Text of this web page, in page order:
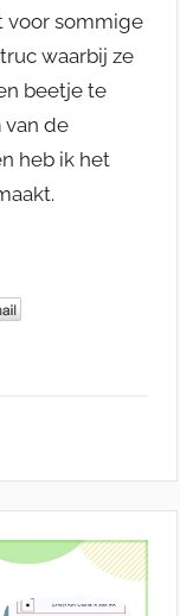
voor sommige
waarbij ze
beetje te
van de
heb ik het